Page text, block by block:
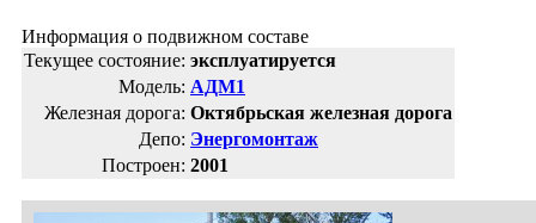
Информация о подвижном составе
Текущее состояние: эксплуатируется
Модель: АДМ1
Железная дорога: Октябрьская железная дорога
Депо: Энергомонтаж
Построен: 2001